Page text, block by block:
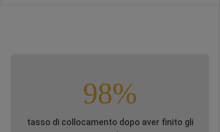
98%
tasso di collocamento dopo aver finito gli